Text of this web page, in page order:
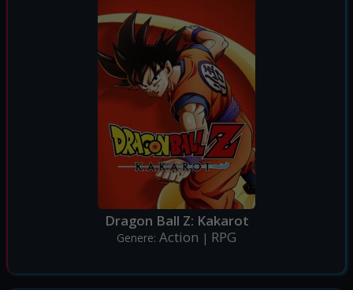
Dragon Ball Z: Kakarot
Genere: Action | RPG